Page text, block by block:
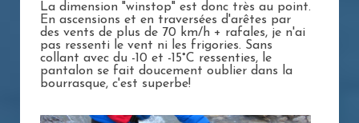
La dimension "winstop" est donc très au point.
En ascensions et en traversées d'arêtes par
des vents de plus de 70 km/h + rafales, je n'ai
pas ressenti le vent ni les frigories. Sans
collant avec du -10 et -15°C ressenties, le
pantalon se fait doucement oublier dans la
bourrasque, c'est superbe!